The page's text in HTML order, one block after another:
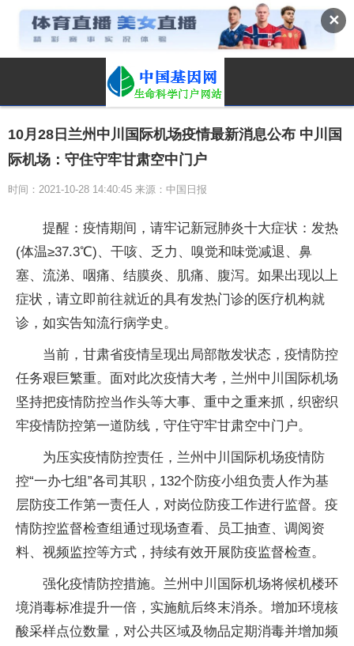
✕
10月28日兰州中川国际机场疫情最新消息公布 中川国
际机场：守住守牢甘肃空中门户
时间：2021-10-28 14:40:45 来源：中国日报
提醒：疫情期间，请牢记新冠肺炎十大症状：发热
(体温≥37.3℃)、干咳、乏力、嗅觉和味觉减退、鼻
塞、流涕、咽痛、结膜炎、肌痛、腹泻。如果出现以上
症状，请立即前往就近的具有发热门诊的医疗机构就
诊，如实告知流行病学史。
当前，甘肃省疫情呈现出局部散发状态，疫情防控
任务艰巨繁重。面对此次疫情大考，兰州中川国际机场
坚持把疫情防控当作头等大事、重中之重来抓，织密织
牢疫情防控第一道防线，守住守牢甘肃空中门户。
为压实疫情防控责任，兰州中川国际机场疫情防
控“一办七组”各司其职，132个防疫小组负责人作为基
层防疫工作第一责任人，对岗位防疫工作进行监督。疫
情防控监督检查组通过现场查看、员工抽查、调阅资
料、视频监控等方式，持续有效开展防疫监督检查。
强化疫情防控措施。兰州中川国际机场将候机楼环
境消毒标准提升一倍，实施航后终末消杀。增加环境核
酸采样点位数量，对公共区域及物品定期消毒并增加频